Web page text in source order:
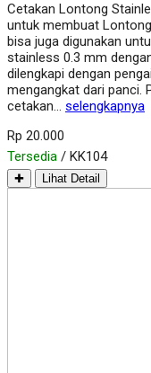
Cetakan Lontong
untuk membuat
bisa juga digunakan
stainless 0.3 mm
dilengkapi dengan
mengangkat dari
cetakan… selengkapnya
Rp 20.000
Tersedia / KK104
✚ Lihat Detail